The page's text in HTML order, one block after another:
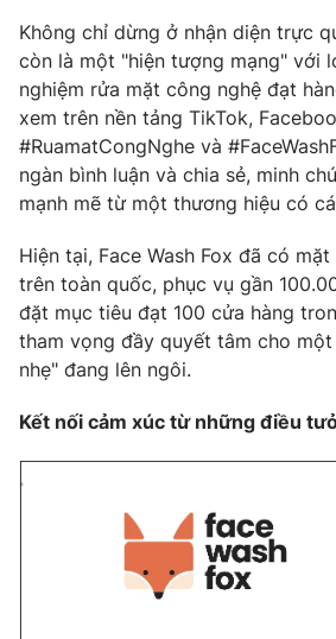
Không chỉ dừng ở nhận diện trực
còn là một "hiện tượng mạng" với
nghiệm rửa mặt công nghệ đạt
xem trên nền tảng TikTok,
#RuamatCongNghe và
ngàn bình luận và chia sẻ, minh
mạnh mẽ từ một thương hiệu có
Hiện tại, Face Wash Fox đã có
trên toàn quốc, phục vụ gần
đặt mục tiêu đạt 100 cửa hàng
tham vọng đầy quyết tâm cho
nhẹ" đang lên ngôi.
Kết nối cảm xúc từ những điều